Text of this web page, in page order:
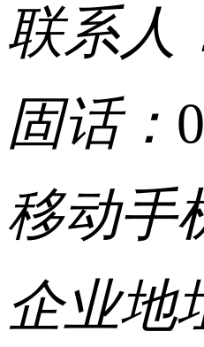
联系人
固话：
移动手
企业地